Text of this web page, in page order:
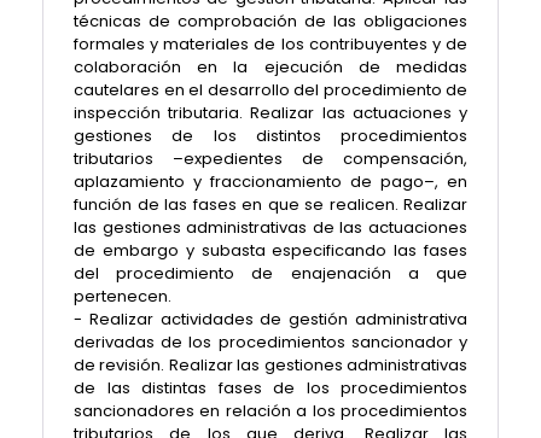
técnicas de comprobación de las obligaciones
formales y materiales de los contribuyentes y de
colaboración en la ejecución de medidas
cautelares en el desarrollo del procedimiento de
inspección tributaria. Realizar las actuaciones y
gestiones de los distintos procedimientos
tributarios –expedientes de compensación,
aplazamiento y fraccionamiento de pago–, en
función de las fases en que se realicen. Realizar
las gestiones administrativas de las actuaciones
de embargo y subasta especificando las fases
del procedimiento de enajenación a que
pertenecen.
- Realizar actividades de gestión administrativa
derivadas de los procedimientos sancionador y
de revisión. Realizar las gestiones administrativas
de las distintas fases de los procedimientos
sancionadores en relación a los procedimientos